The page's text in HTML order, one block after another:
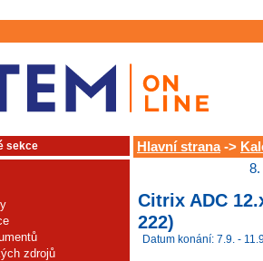
sekce
zdrojů
Hlavní strana->
8.
Citrix ADC
222)
Datum konání: 7.9. -